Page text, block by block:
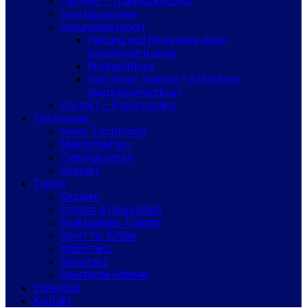
Sportabzeichen
Gesundheitssport
Haltung und Bewegung durch
Ganzkörpertraining
Rückenfitkurs
Functional Training – Effektives
Ganzkörperworkout
Kontakt – Probetraining
Tischtennis
News Tischtennis
Mannschaften
Trainingszeiten
Kontakt
Turnen
Gruppen
Fitness & Gesundheit
Funktionales Training
Sport für Kinder
Kindertanz
Showtanz
Sportliche Männer
Volleyball
Kontakt